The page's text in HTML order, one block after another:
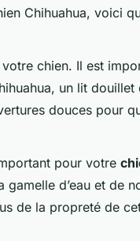
Chihuahua, voici
chien. Il est
un lit
douces pour
pour votre
d’eau et de
de la propreté de